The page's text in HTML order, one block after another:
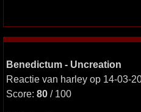
Benedictum - Uncreation
Reactie van harley op 14-03-
Score: 80 / 100